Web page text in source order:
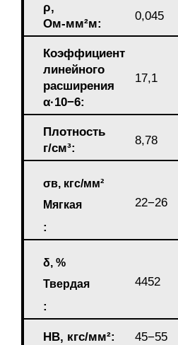
ρ,
Ом-мм²м:
0,045
Коэффициент
линейного
расширения
α·10−6:
17,1
Плотность
г/см³:
8,78
σв, кгс/мм²
Мягкая
:
22−26
δ, %
Твердая
:
4452
HB, кгс/мм²: 45−55